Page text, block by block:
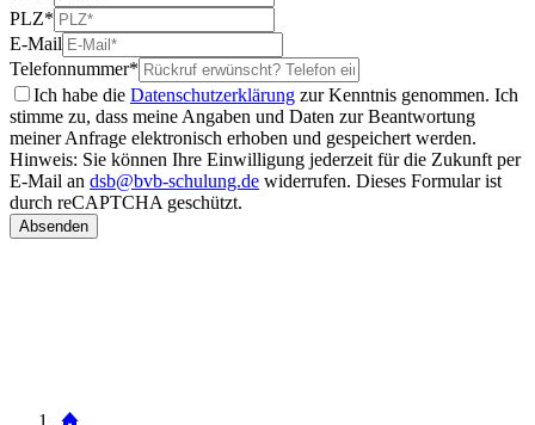
PLZ*
E-Mail
Telefonnummer*
Ich habe die Datenschutzerklärung zur Kenntnis genommen. Ich
stimme zu, dass meine Angaben und Daten zur Beantwortung
meiner Anfrage elektronisch erhoben und gespeichert werden.
Hinweis: Sie können Ihre Einwilligung jederzeit für die Zukunft per
E-Mail an dsb@bvb-schulung.de widerrufen. Dieses Formular ist
durch reCAPTCHA geschützt.